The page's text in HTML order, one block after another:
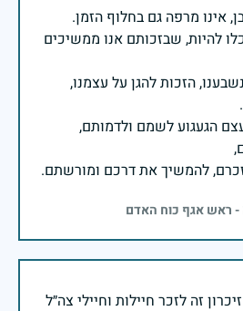
להיות, שבזכותם אנו ממשיכים
הזכות להגן על עצמנו,
הגעגוע לשמם ולדמותם,
להמשיך את דרכם ומורשתם.
- ראש אגף כוח האדם
זה לזכר חיילות וחיילי צה״ל